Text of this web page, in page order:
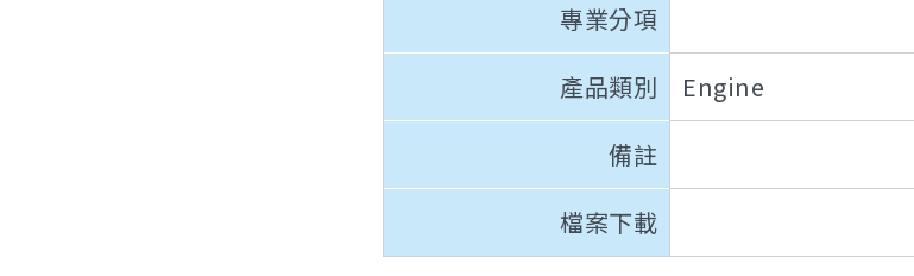
專業分項
產品類別
Engine
備註
檔案下載